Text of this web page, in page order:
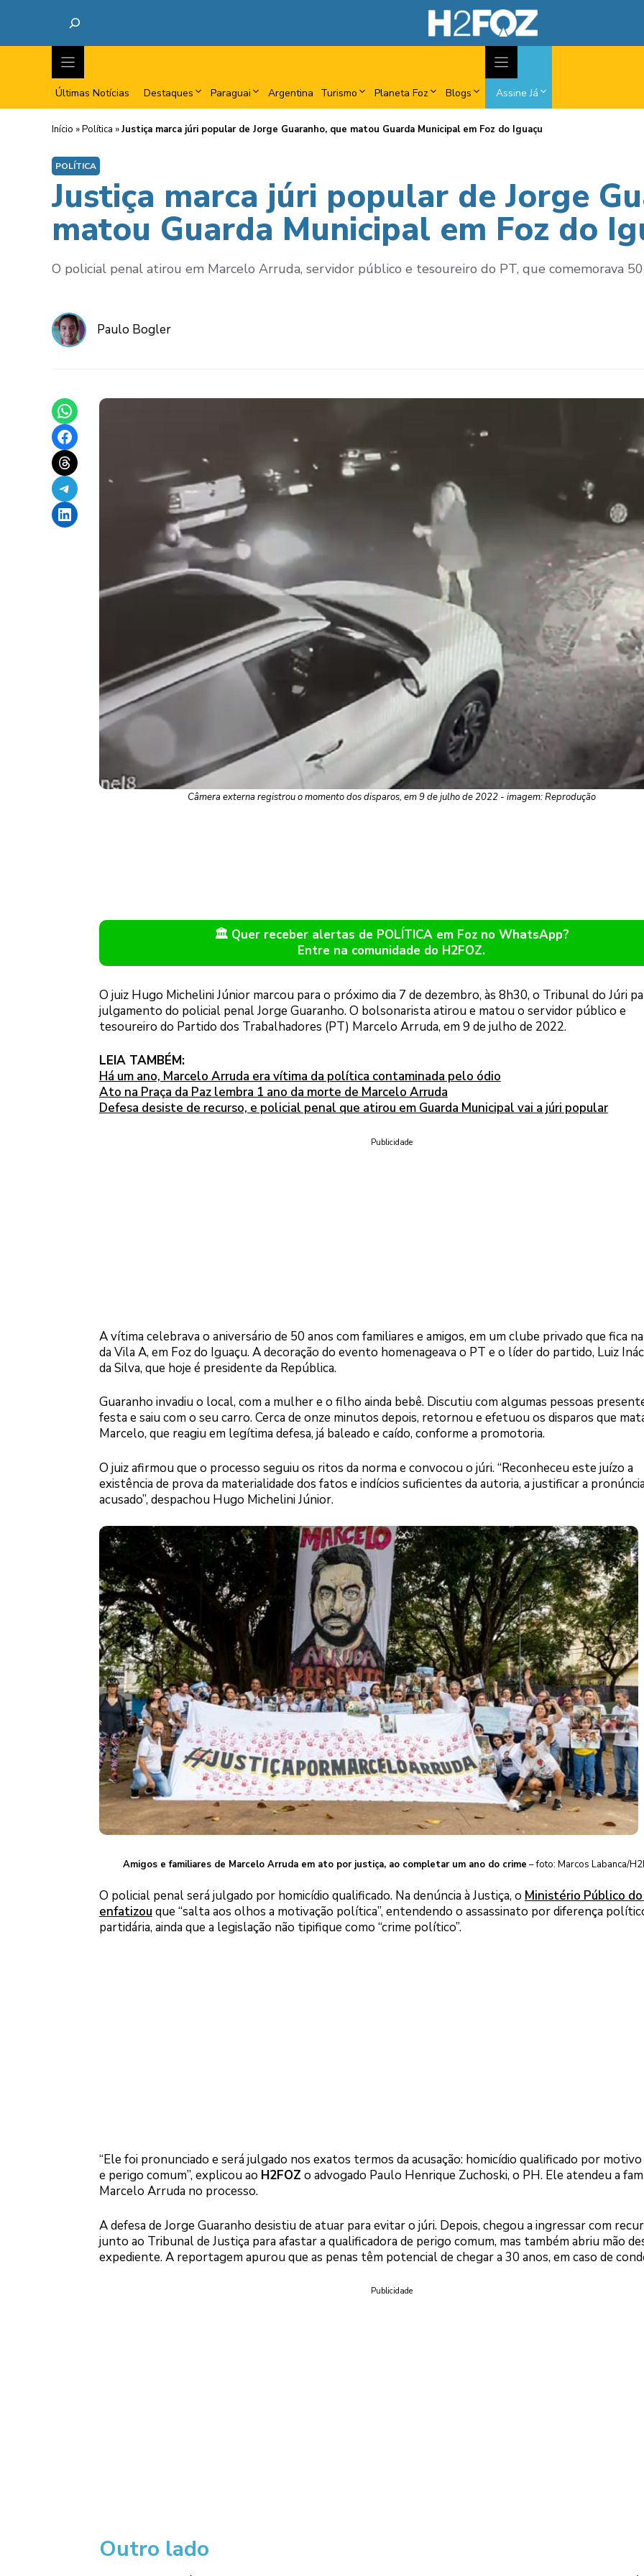
Últimas Notícias Destaques Paraguai Argentina Turismo Planeta Foz Blogs Assine Já
Início »Política »Justiça marca júri popular de Jorge Guaranho, que matou Guarda Municipal em Foz do Iguaçu
POLÍTICA
Justiça marca júri popular de Jorge
matou Guarda Municipal em Foz do
O policial penal atirou em Marcelo Arruda, servidor público e tesoureiro do PT, que comemorava
Paulo Bogler
Share on WhatsApp
Share on Facebook
Share on Threads
Share on Telegram
Share on LinkedIn
Câmera externa registrou o momento dos disparos, em 9 de julho de 2022 - imagem: Reprodução
🏛️ Quer receber alertas de POLÍTICA em Foz no WhatsApp?
Entre na comunidade do H2FOZ.
O juiz Hugo Michelini Júnior marcou para o próximo dia 7 de dezembro, às 8h30, o Tribunal do Júri
julgamento do policial penal Jorge Guaranho. O bolsonarista atirou e matou o servidor público e
tesoureiro do Partido dos Trabalhadores (PT) Marcelo Arruda, em 9 de julho de 2022.
LEIA TAMBÉM:
Há um ano, Marcelo Arruda era vítima da política contaminada pelo ódio
Ato na Praça da Paz lembra 1 ano da morte de Marcelo Arruda
Defesa desiste de recurso, e policial penal que atirou em Guarda Municipal vai a júri popular
Publicidade
A vítima celebrava o aniversário de 50 anos com familiares e amigos, em um clube privado que fica
da Vila A, em Foz do Iguaçu. A decoração do evento homenageava o PT e o líder do partido, Luiz
da Silva, que hoje é presidente da República.
Guaranho invadiu o local, com a mulher e o filho ainda bebê. Discutiu com algumas pessoas
festa e saiu com o seu carro. Cerca de onze minutos depois, retornou e efetuou os disparos que
Marcelo, que reagiu em legítima defesa, já baleado e caído, conforme a promotoria.
O juiz afirmou que o processo seguiu os ritos da norma e convocou o júri. “Reconheceu este juízo a
existência de prova da materialidade dos fatos e indícios suficientes da autoria, a justificar a
acusado”, despachou Hugo Michelini Júnior.
Amigos e familiares de Marcelo Arruda em ato por justiça, ao completar um ano do crime – foto: Marcos Labanca/
O policial penal será julgado por homicídio qualificado. Na denúncia à Justiça, o Ministério Público
enfatizou que “salta aos olhos a motivação política”, entendendo o assassinato por diferença
partidária, ainda que a legislação não tipifique como “crime político”.
“Ele foi pronunciado e será julgado nos exatos termos da acusação: homicídio qualificado por
e perigo comum”, explicou ao H2FOZ o advogado Paulo Henrique Zuchoski, o PH. Ele atendeu a
Marcelo Arruda no processo.
A defesa de Jorge Guaranho desistiu de atuar para evitar o júri. Depois, chegou a ingressar com
junto ao Tribunal de Justiça para afastar a qualificadora de perigo comum, mas também abriu mão
expediente. A reportagem apurou que as penas têm potencial de chegar a 30 anos, em caso de
Publicidade
Outro lado